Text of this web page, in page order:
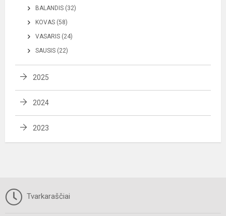
BALANDIS (32)
KOVAS (58)
VASARIS (24)
SAUSIS (22)
2025
2024
2023
Tvarkaraščiai